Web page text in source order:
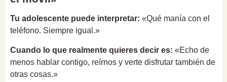
Tu adolescente puede interpretar: «Qué manía con el
teléfono. Siempre igual.»
Cuando lo que realmente quieres decir es: «Echo de
menos hablar contigo, reírnos y verte disfrutar también de
otras cosas.»